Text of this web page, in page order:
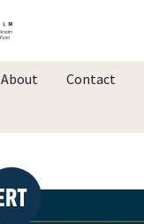
About Contact